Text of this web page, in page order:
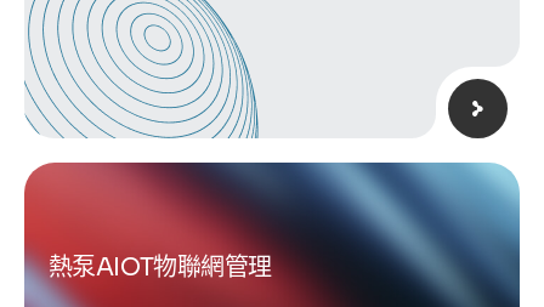
熱泵AIOT物聯網管理